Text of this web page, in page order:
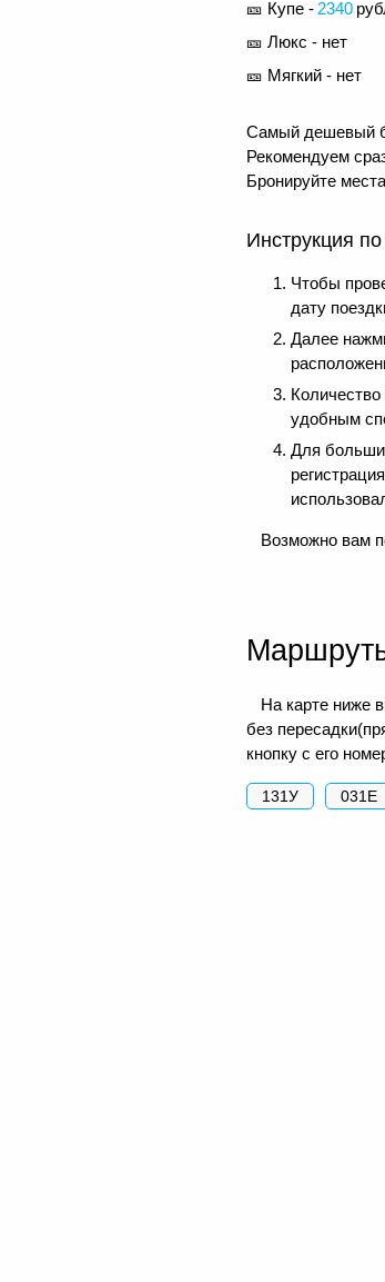
🎫 Купе - 2340
🎫 Люкс - нет
🎫 Мягкий - нет
Самый дешевый
Рекомендуем
Бронируйте
Инструкция
Чтобы
дату
Далее
удобным
Для
Возможно вам
На карте ниже
без
кнопку с его
131У 031Е